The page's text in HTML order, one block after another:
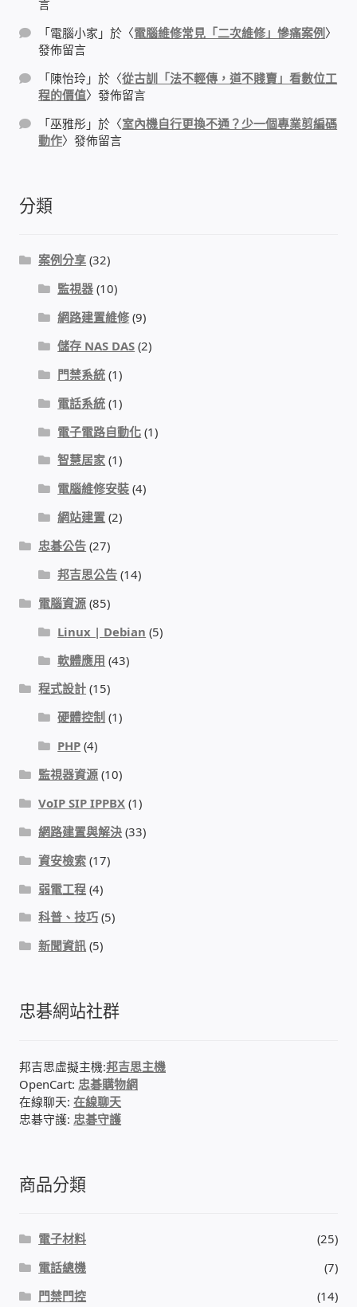
監控健檢‧舊換新專案
監視器異地備份備援
監控安防 工具 軟體 手冊
迅時數位網路電話總機
通航國際(Tonnet)
NEC SL2100 電話總機 數位IP通訊系統
聯盟電子(LINEMEX)
電話 工具 軟體 手冊
門禁安全控制
感應式門鎖、電子鎖
電梯樓層刷卡管制
停車場、社區大樓 車道管制系統
風速傳感器+PLC自動控制
mOA雲考勤 指紋、卡片、手機APP GPS打卡
智慧櫃
電子鎖 凱特安Kwikset
電子模組電路模塊
租屋維修、租屋安全
智慧電錶、儲值、雲端 電子式電錶
線上網路購物
DIY材料
言
「電腦小家 」於〈電腦維修常見「二次維修」慘痛案例 〉
發佈留言
「陳怡玲 」於〈從古訓「法不輕傳，道不賤賣」看數位工
程的價值〉發佈留言
「巫雅彤 」於〈室內機自行更換不通？少一個專業剪編碼
動作〉發佈留言
分類
案例分享 (32)
監視器 (10)
網路建置維修 (9)
儲存 NAS DAS (2)
門禁系統 (1)
電話系統 (1)
電子電路自動化 (1)
智慧居家 (1)
電腦維修安裝 (4)
網站建置 (2)
忠碁公告 (27)
邦吉思公告 (14)
電腦資源 (85)
Linux | Debian (5)
軟體應用 (43)
程式設計 (15)
硬體控制 (1)
PHP (4)
監視器資源 (10)
VoIP SIP IPPBX (1)
網路建置與解決 (33)
資安檢索 (17)
弱電工程 (4)
科普、技巧 (5)
新聞資訊 (5)
忠碁網站社群
邦吉思虛擬主機:邦吉思主機
OpenCart: 忠碁購物網
在線聊天:在線聊天
忠碁守護: 忠碁守護
商品分類
電子材料
(25)
電話總機
(7)
門禁門控
(14)